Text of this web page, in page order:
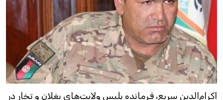
اکرام‌الدین سریع، فرمانده پلیس ولایت‌های بغلان و تخار در